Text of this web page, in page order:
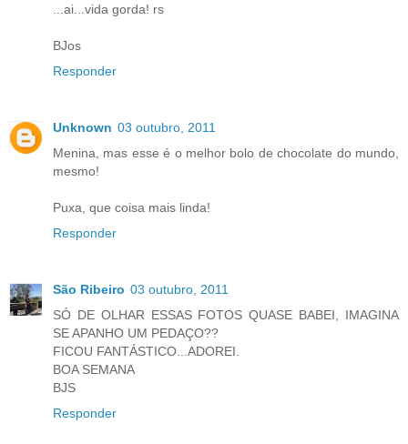
...ai...vida gorda! rs
BJos
Responder
Unknown 03 outubro, 2011
Menina, mas esse é o melhor bolo de chocolate do mundo,
mesmo!
Puxa, que coisa mais linda!
Responder
São Ribeiro 03 outubro, 2011
SÓ DE OLHAR ESSAS FOTOS QUASE BABEI, IMAGINA
SE APANHO UM PEDAÇO??
FICOU FANTÁSTICO...ADOREI.
BOA SEMANA
BJS
Responder